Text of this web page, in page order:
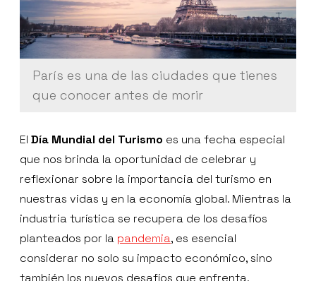
París es una de las ciudades que tienes
que conocer antes de morir
El Día Mundial del Turismo es una fecha especial
que nos brinda la oportunidad de celebrar y
reflexionar sobre la importancia del turismo en
nuestras vidas y en la economía global. Mientras la
industria turística se recupera de los desafíos
planteados por la pandemia, es esencial
considerar no solo su impacto económico, sino
también los nuevos desafíos que enfrenta.